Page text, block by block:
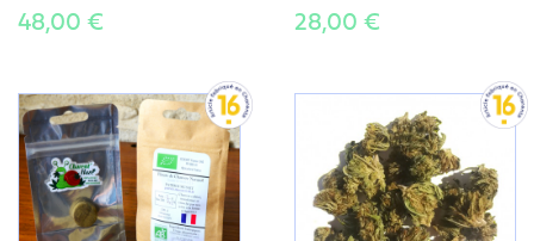
48,00 € 28,00 €